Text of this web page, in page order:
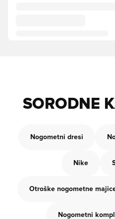
SORODNE
Nogometni dresi
Nike
Otroške nogometne
Nogometni